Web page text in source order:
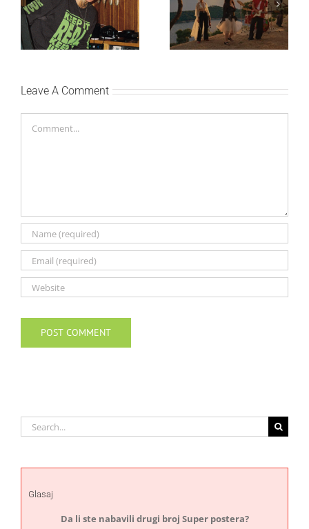
Ellie Goulding otkriva
nežniju stranu novim
singlom „4 Seasons“
Silente objavio novi
singl “Prije ili kasnije”
Leave A Comment
Search
for:
Glasaj
Da li ste nabavili drugi broj Super postera?